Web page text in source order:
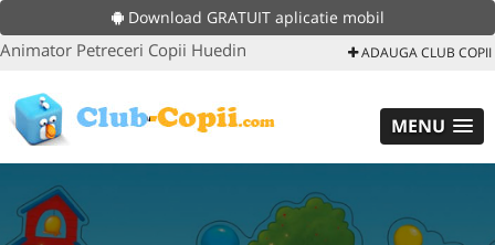
Download GRATUIT aplicatie mobil
Animator Petreceri Copii Huedin ADAUGA CLUB COPII
MENU